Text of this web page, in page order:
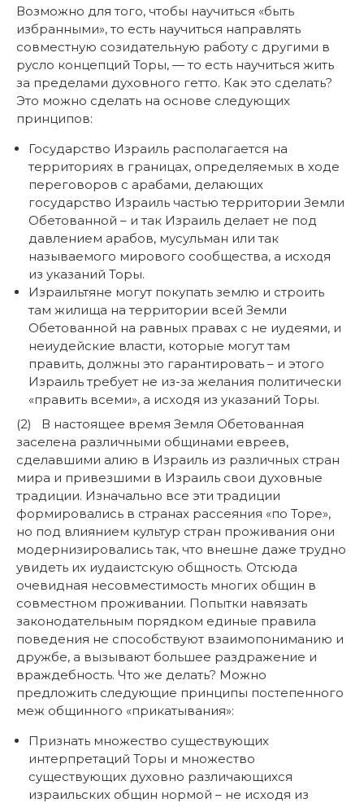
Возможно для того, чтобы научиться «быть
избранными», то есть научиться направлять
совместную созидательную работу с другими в
русло концепций Торы, — то есть научиться жить
за пределами духовного гетто. Как это сделать?
Это можно сделать на основе следующих
принципов:
Государство Израиль располагается на
территориях в границах, определяемых в ходе
переговоров с арабами, делающих
государство Израиль частью территории Земли
Обетованной – и так Израиль делает не под
давлением арабов, мусульман или так
называемого мирового сообщества, а исходя
из указаний Торы.
Израильтяне могут покупать землю и строить
там жилища на территории всей Земли
Обетованной на равных правах с не иудеями, и
неиудейские власти, которые могут там
править, должны это гарантировать – и этого
Израиль требует не из-за желания политически
«править всеми», а исходя из указаний Торы.
(2) В настоящее время Земля Обетованная
заселена различными общинами евреев,
сделавшими алию в Израиль из различных стран
мира и привезшими в Израиль свои духовные
традиции. Изначально все эти традиции
формировались в странах рассеяния «по Торе»,
но под влиянием культур стран проживания они
модернизировались так, что внешне даже трудно
увидеть их иудаистскую общность. Отсюда
очевидная несовместимость многих общин в
совместном проживании. Попытки навязать
законодательным порядком единые правила
поведения не способствуют взаимопониманию и
дружбе, а вызывают большее раздражение и
враждебность. Что же делать? Можно
предложить следующие принципы постепенного
меж общинного «прикатывания»:
Признать множество существующих
интерпретаций Торы и множество
существующих духовно различающихся
израильских общин нормой – не исходя из